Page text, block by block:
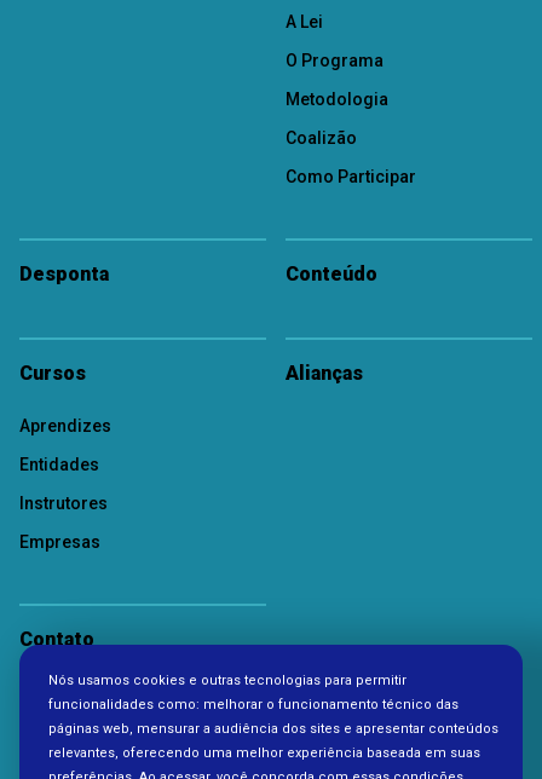
A Lei
O Programa
Metodologia
Coalizão
Como Participar
Desponta Conteúdo
Cursos
Aprendizes
Entidades
Instrutores
Empresas
Alianças
Contato
Nós usamos cookies e outras tecnologias para permitir
funcionalidades como: melhorar o funcionamento técnico das
páginas web, mensurar a audiência dos sites e apresentar conteúdos
relevantes, oferecendo uma melhor experiência baseada em suas